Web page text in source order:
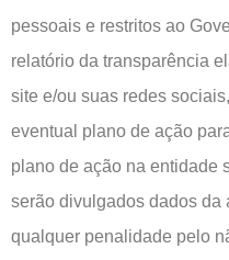
pessoais e restritos ao
relatório da transparência
site e/ou suas redes
eventual plano de ação
plano de ação na entidade
serão divulgados dados da
qualquer penalidade pelo